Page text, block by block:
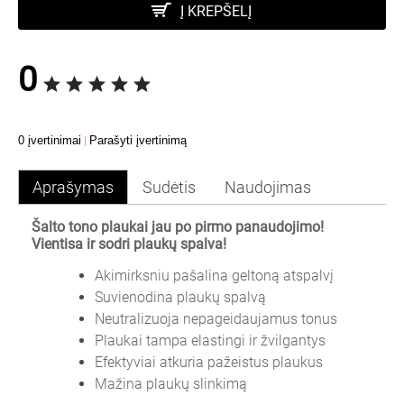
Į KREPŠELĮ
0
0 įvertinimai | Parašyti įvertinimą
Aprašymas Sudėtis Naudojimas
Šalto tono plaukai jau po pirmo panaudojimo!
Vientisa ir sodri plaukų spalva!
Akimirksniu pašalina geltoną atspalvį
Suvienodina plaukų spalvą
Neutralizuoja nepageidaujamus tonus
Plaukai tampa elastingi ir žvilgantys
Efektyviai atkuria pažeistus plaukus
Mažina plaukų slinkimą